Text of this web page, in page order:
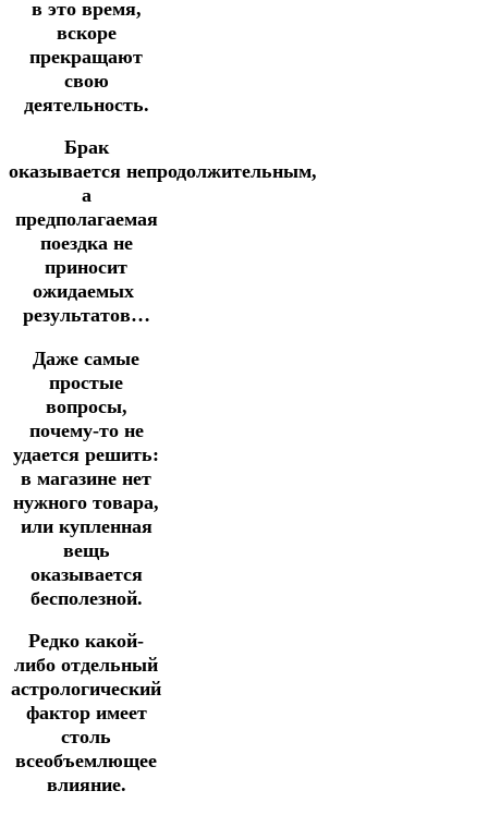
в это время,
вскоре
прекращают
свою
деятельность.
Брак
оказывается непродолжительным,
а
предполагаемая
поездка не
приносит
ожидаемых
результатов…
Даже самые
простые
вопросы,
почему-то не
удается решить:
в магазине нет
нужного товара,
или купленная
вещь
оказывается
бесполезной.
Редко какой-
либо отдельный
астрологический
фактор имеет
столь
всеобъемлющее
влияние.